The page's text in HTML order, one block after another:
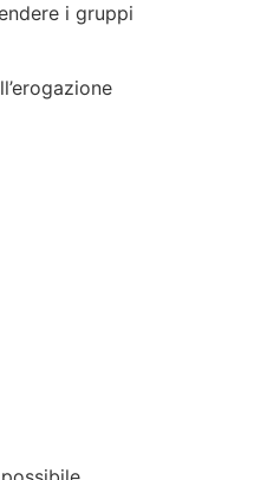
i gruppi